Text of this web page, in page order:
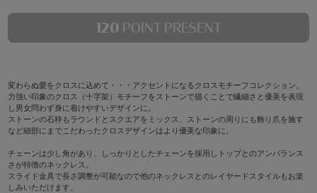
120 POINT PRESENT
変わらぬ愛をクロスに込めて・・・アクセントになるクロスモチーフコレクション。
力強い印象のクロス（十字架）モチーフをストーンで描くことで繊細さと優美を表現
し男女問わず身に着けやすいデザインに。
ストーンの石枠もラウンドとスクエアをミックス、ストーンの周りにも飾り爪を施す
など細部にまでこだわったクロスデザインはより優美な印象に。
チェーンは少し角があり、しっかりとしたチェーンを採用しトップとのアンバランス
さが特徴のネックレス。
スライド金具で長さ調整が可能なので他のネックレスとのレイヤードスタイルもお楽
しみいただけます。